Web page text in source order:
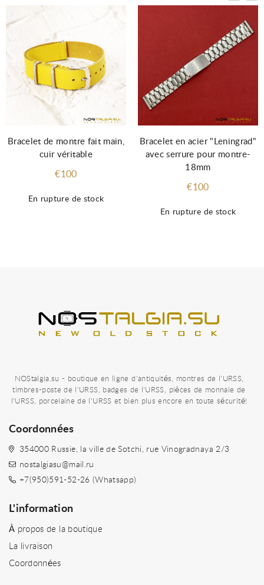
En rupture de stock
Bracelet de montre fait main,
cuir véritable
€100
En rupture de stock
Bracelet en acier "Leningrad"
avec serrure pour montre-
18mm
€100
NOStalgia.su - boutique en ligne d'antiquités, montres de l'URSS,
timbres-poste de l'URSS, badges de l'URSS, pièces de monnaie de
l'URSS, porcelaine de l'URSS et bien plus encore en toute sécurité!
Coordonnées
354000 Russie, la ville de Sotchi, rue Vinogradnaya 2/3
nostalgiasu@mail.ru
+7(950)591-52-26 (Whatsapp)
L'information
À propos de la boutique
La livraison
Coordonnées